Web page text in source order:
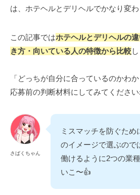
は、ホテヘルとデリヘルでかなり変わ
この記事ではホテヘルとデリヘルの
き方・向いている人の特徴から比較
「どっちが自分に合っているのかわ
応募前の判断材料にしてみてください
さばくちゃん
ミスマッチを防ぐため
のイメージで選ぶので
働けるように2つの業
いこ〜👍️